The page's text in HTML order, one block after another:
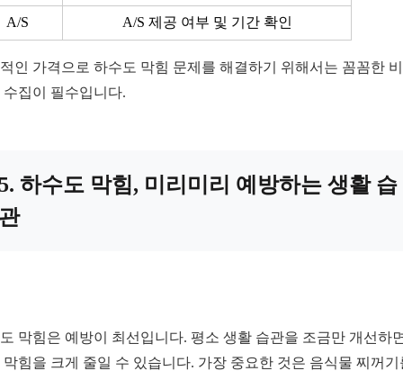
A/S A/S 제공 여부 및 기간 확인
인 가격으로 하수도 막힘 문제를 해결하기 위해서는 꼼꼼한
수집이 필수입니다.
하수도 막힘, 미리미리 예방하는 생활 습
막힘은 예방이 최선입니다. 평소 생활 습관을 조금만 개선하
막힘을 크게 줄일 수 있습니다. 가장 중요한 것은 음식물 찌꺼기